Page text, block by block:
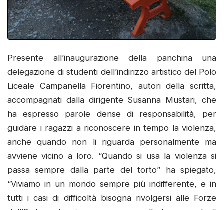
Presente all’inaugurazione della panchina una
delegazione di studenti dell’indirizzo artistico del Polo
Liceale Campanella Fiorentino, autori della scritta,
accompagnati dalla dirigente Susanna Mustari, che
ha espresso parole dense di responsabilità, per
guidare i ragazzi a riconoscere in tempo la violenza,
anche quando non li riguarda personalmente ma
avviene vicino a loro. “Quando si usa la violenza si
passa sempre dalla parte del torto” ha spiegato,
“Viviamo in un mondo sempre più indifferente, e in
tutti i casi di difficoltà bisogna rivolgersi alle Forze